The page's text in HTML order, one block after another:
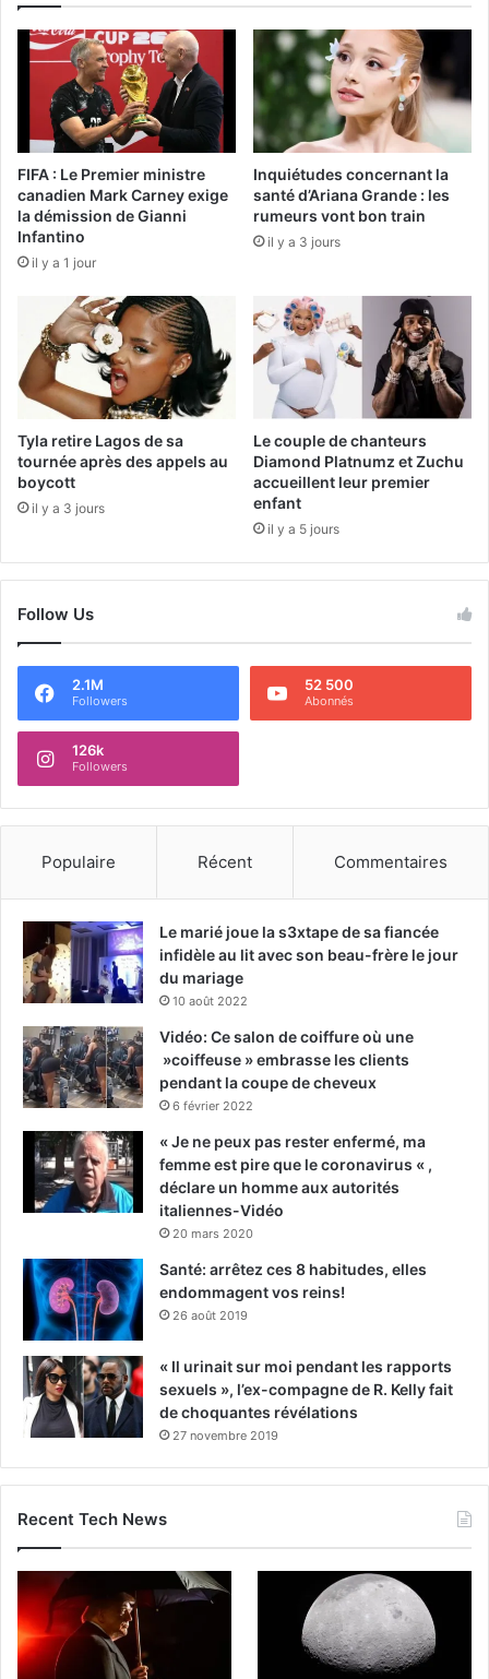
FIFA : Le Premier ministre
canadien Mark Carney exige
la démission de Gianni
Infantino
il y a 1 jour
Inquiétudes concernant la
santé d’Ariana Grande : les
rumeurs vont bon train
il y a 3 jours
Tyla retire Lagos de sa
tournée après des appels au
boycott
il y a 3 jours
Le couple de chanteurs
Diamond Platnumz et Zuchu
accueillent leur premier
enfant
il y a 5 jours
Follow Us
2.1M
Followers
52 500
Abonnés
126k
Followers
Populaire Récent Commentaires
Le marié joue la s3xtape de sa fiancée
infidèle au lit avec son beau-frère le jour
du mariage
10 août 2022
Vidéo: Ce salon de coiffure où une
»coiffeuse » embrasse les clients
pendant la coupe de cheveux
6 février 2022
« Je ne peux pas rester enfermé, ma
femme est pire que le coronavirus « ,
déclare un homme aux autorités
italiennes-Vidéo
20 mars 2020
Santé: arrêtez ces 8 habitudes, elles
endommagent vos reins!
26 août 2019
« Il urinait sur moi pendant les rapports
sexuels », l’ex-compagne de R. Kelly fait
de choquantes révélations
27 novembre 2019
Recent Tech News